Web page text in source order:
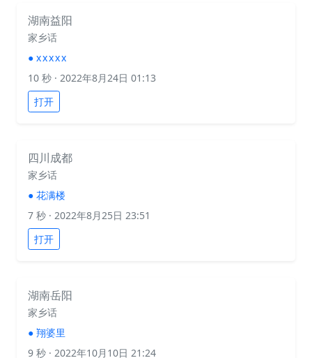
湖南益阳
家乡话
● x x x x x
10 秒 · 2022年8月24日 01:13
打开
四川成都
家乡话
● 花满楼
7 秒 · 2022年8月25日 23:51
打开
湖南岳阳
家乡话
● 翔婆里
9 秒 · 2022年10月10日 21:24